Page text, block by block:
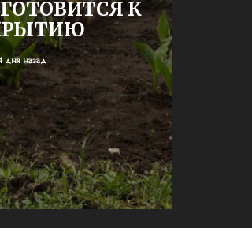
ГОТОВИТСЯ К
дня назад